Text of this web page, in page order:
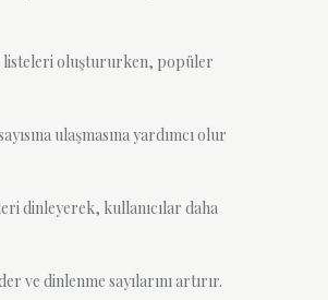
listeleri oluştururken, popüler
ulaşmasına yardımcı olur
dinleyerek, kullanıcılar daha
ve dinlenme sayılarını artırır.